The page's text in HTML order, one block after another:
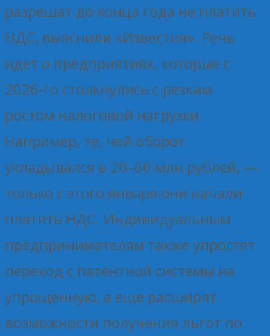
разрешат до конца года не платить
НДС, выяснили «Известия». Речь
идет о предприятиях, которые с
2026-го столкнулись с резким
ростом налоговой нагрузки.
Например, те, чей оборот
укладывался в 20–60 млн рублей, —
только с этого января они начали
платить НДС. Индивидуальным
предпринимателям также упростят
переход с патентной системы на
упрощенную, а еще расширят
возможности получения льгот по